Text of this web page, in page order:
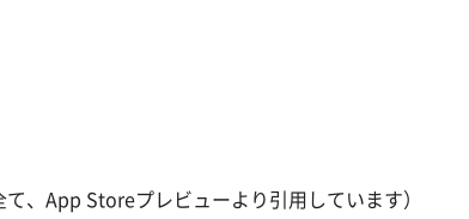
、App Storeプレビューより引用しています）